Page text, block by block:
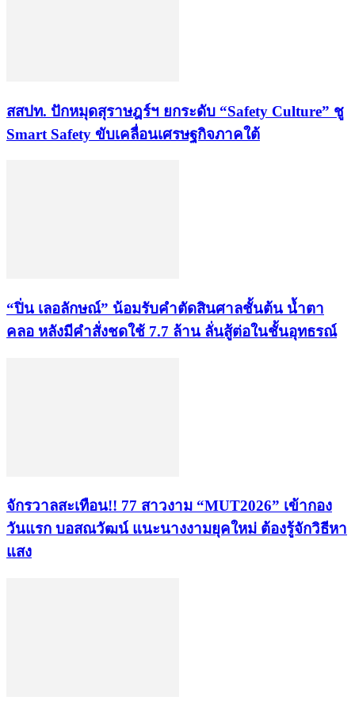
สสปท. ปักหมุดสุราษฎร์ฯ ยกระดับ “Safety Culture” ชู
Smart Safety ขับเคลื่อนเศรษฐกิจภาคใต้
“ปิ่น เลอลักษณ์” น้อมรับคำตัดสินศาลชั้นต้น น้ำตา
คลอ หลังมีคำสั่งชดใช้ 7.7 ล้าน ลั่นสู้ต่อในชั้นอุทธรณ์
จักรวาลสะเทือน!! 77 สาวงาม “MUT2026” เข้ากอง
วันแรก บอสณวัฒน์ แนะนางงามยุคใหม่ ต้องรู้จักวิธีหา
แสง